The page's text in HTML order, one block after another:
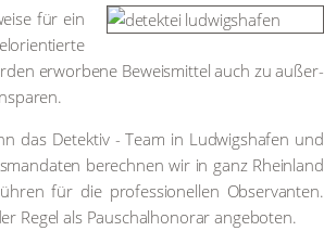
für ein
erwor­be­ne Beweis­mit­tel auch zu außer­
das Detek­tiv - Team in Lud­wigs­ha­fen und
berech­nen wir in ganz Rhein­land
für die pro­fes­sio­nel­len Obser­van­ten.
Regel als Pau­schal­ho­no­rar ange­bo­ten.